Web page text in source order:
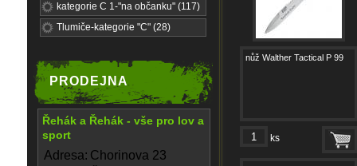
kategorie C 1-"na občanku" (117)
Tlumiče-kategorie "C" (28)
PRODEJNA
Řehák a Řehák - vše pro lov a
sport
Adresa: Chorinova 23
nůž Walther Tactical P 99
ks